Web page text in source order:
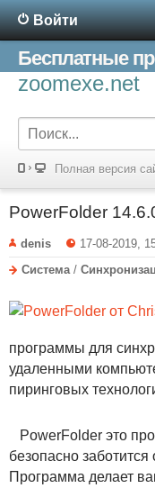
Войти
Бесплатные
zoomexe.net
Полная версия
PowerFolder
denis 17-08-2019,
Система /
программы для
удаленными
пиринговых
PowerFolder это
безопасно
Программа делает